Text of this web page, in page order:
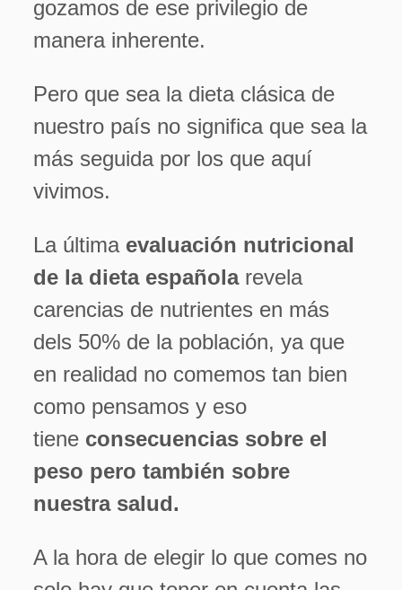
gozamos de ese privilegio de
manera inherente.
Pero que sea la dieta clásica de
nuestro país no significa que sea la
más seguida por los que aquí
vivimos.
La última evaluación nutricional
de la dieta españolarevela
carencias de nutrientes en más
dels 50% de la población, ya que
en realidad no comemos tan bien
como pensamos y eso
tiene consecuencias sobre el
peso pero también sobre
nuestra salud.
A la hora de elegir lo que comes no